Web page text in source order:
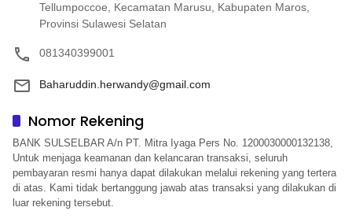
Tellumpoccoe, Kecamatan Marusu, Kabupaten Maros,
Provinsi Sulawesi Selatan
081340399001
Baharuddin.herwandy@gmail.com
Nomor Rekening
BANK SULSELBAR A/n PT. Mitra Iyaga Pers No. 1200030000132138,
Untuk menjaga keamanan dan kelancaran transaksi, seluruh
pembayaran resmi hanya dapat dilakukan melalui rekening yang tertera
di atas. Kami tidak bertanggung jawab atas transaksi yang dilakukan di
luar rekening tersebut.